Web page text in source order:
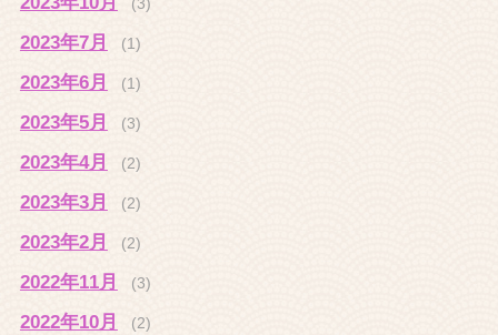
2023年7月 (1)
2023年6月 (1)
2023年5月 (3)
2023年4月 (2)
2023年3月 (2)
2023年2月 (2)
2022年11月 (3)
2022年10月 (2)